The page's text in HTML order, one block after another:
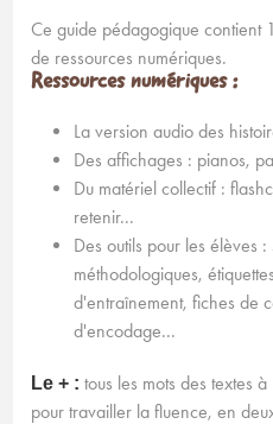
Ce guide pédagogique contient
de ressources numériques.
Ressources numériques :
La version audio des
Des affichages : pianos,
Du matériel collectif :
retenir...
Des outils pour les élèves
méthodologiques,
d'entraînement, fiches de
d'encodage...
Le + : tous les mots des textes
pour travailler la fluence, en